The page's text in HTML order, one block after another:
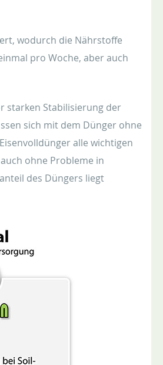
wodurch die Nährstoffe
pro Woche, aber auch
starken Stabilisierung der
sich mit dem Dünger ohne
alle wichtigen
ohne Probleme in
des Düngers liegt